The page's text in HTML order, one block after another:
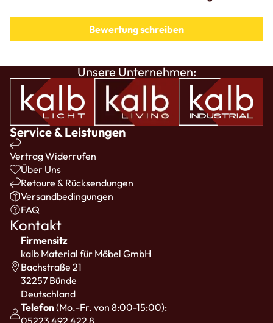
Bewertung schreiben
Unsere Unternehmen:
Service & Leistungen
Vertrag Widerrufen
Über Uns
Retoure & Rücksendungen
Versandbedingungen
FAQ
Kontakt
Firmensitz
kalb Material für Möbel GmbH
Bachstraße 21
32257 Bünde
Deutschland
Telefon(Mo.-Fr. von 8:00-15:00):
05223 492 422 8